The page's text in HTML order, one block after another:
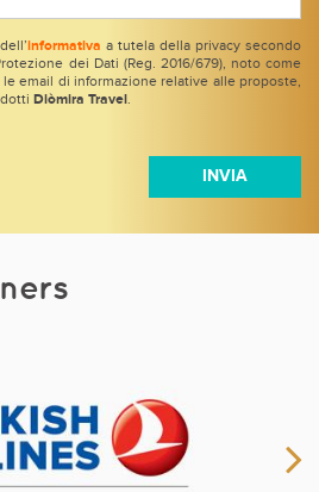
informativa a tutela della privacy secondo
dei Dati (Reg. 2016/679), noto come
le email di informazione relative alle proposte,
Diòmira Travel .